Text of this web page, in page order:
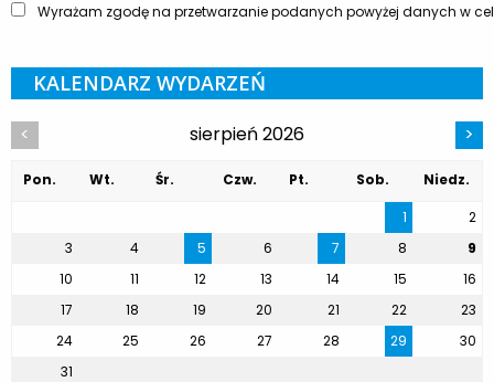
Wyrażam zgodę na przetwarzanie podanych powyżej danych w
KALENDARZ WYDARZEŃ
< sierpień 2026 >
Pon. Wt. Śr. Czw. Pt. Sob.
Niedz.
1
2
3
4 5 6 7 8
9
10
11 12 13 14 15
16
17
18 19 20 21 22
23
24
25 26 27 28 29
30
31